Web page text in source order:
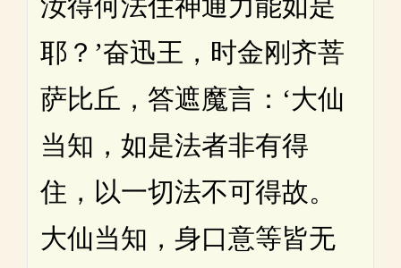
耶？’奋迅王，时金刚齐菩
萨比丘，答遮魔言：‘大仙
当知，如是法者非有得
住，以一切法不可得故。
大仙当知，身口意等皆无